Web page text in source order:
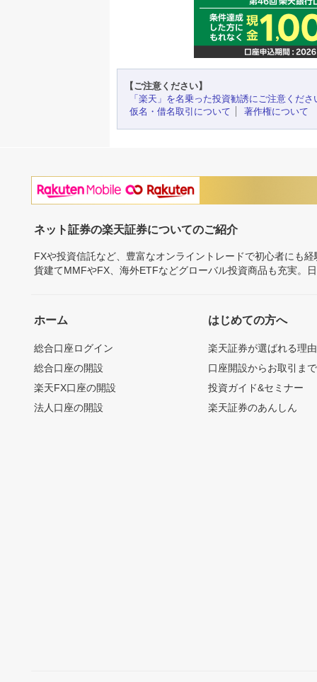
【ご注意ください】
「楽天」を名乗った投資勧誘にご注意くださ
仮名・借名取引について
著作権について
ネット証券の楽天証券についてのご紹介
FXや投資信託など、豊富なオンライントレードで初心者にも
貨建てMMFやFX、海外ETFなどグローバル投資商品も充実。
ホーム
総合口座ログイン
総合口座の開設
楽天FX口座の開設
法人口座の開設
はじめての方へ
楽天証券が選ばれる理由
口座開設からお取引ま
投資ガイド&セミナー
楽天証券のあんしん